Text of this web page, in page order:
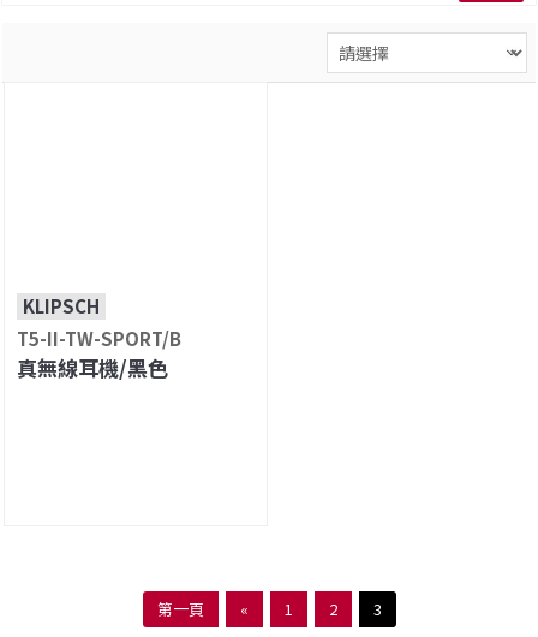
KLIPSCH
T5-II-TW-SPORT/B
真無線耳機/黑色
第一頁 « 1 2 3